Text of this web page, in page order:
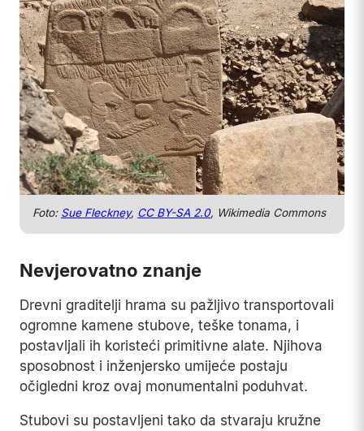
Foto: Sue Fleckney, CC BY-SA 2.0, Wikimedia Commons
Nevjerovatno znanje
Drevni graditelji hrama su pažljivo transportovali
ogromne kamene stubove, teške tonama, i
postavljali ih koristeći primitivne alate. Njihova
sposobnost i inženjersko umijeće postaju
očigledni kroz ovaj monumentalni poduhvat.
Stubovi su postavljeni tako da stvaraju kružne